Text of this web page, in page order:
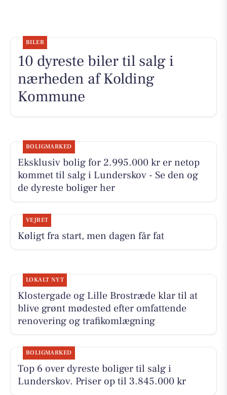
BILER
10 dyreste biler til salg i
nærheden af Kolding
Kommune
BOLIGMARKED
Eksklusiv bolig for 2.995.000 kr er netop
kommet til salg i Lunderskov - Se den og
de dyreste boliger her
VEJRET
Køligt fra start, men dagen får fat
LOKALT NYT
Klostergade og Lille Brostræde klar til at
blive grønt mødested efter omfattende
renovering og trafikomlægning
BOLIGMARKED
Top 6 over dyreste boliger til salg i
Lunderskov. Priser op til 3.845.000 kr